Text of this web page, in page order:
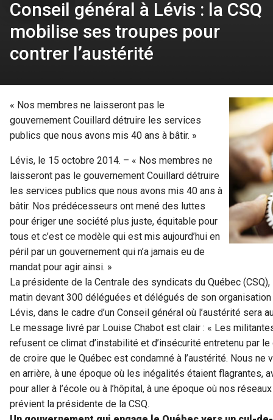
Conseil général à Lévis : la CSQ
mobilise ses troupes pour
contrer l’austérité
« Nos membres ne laisseront pas le
gouvernement Couillard détruire les services
publics que nous avons mis 40 ans à bâtir. »
Lévis, le 15 octobre 2014. – « Nos membres ne
laisseront pas le gouvernement Couillard détruire
les services publics que nous avons mis 40 ans à
bâtir. Nos prédécesseurs ont mené des luttes
pour ériger une société plus juste, équitable pour
tous et c’est ce modèle qui est mis aujourd’hui en
péril par un gouvernement qui n’a jamais eu de
mandat pour agir ainsi. »
La présidente de la Centrale des syndicats du Québec
matin devant 300 déléguées et délégués de son organisation
Lévis, dans le cadre d’un Conseil général où l’austérité sera
Le message livré par Louise Chabot est clair : « Les
refusent ce climat d’instabilité et d’insécurité entretenu par
de croire que le Québec est condamné à l’austérité. Nous ne
en arrière, à une époque où les inégalités étaient flagrantes,
pour aller à l’école ou à l’hôpital, à une époque où nos
prévient la présidente de la CSQ.